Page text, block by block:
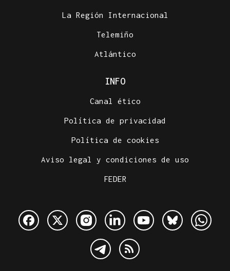
La Región Internacional
Telemiño
Atlántico
INFO
Canal ético
Política de privacidad
Política de cookies
Aviso legal y condiciones de uso
FEDER